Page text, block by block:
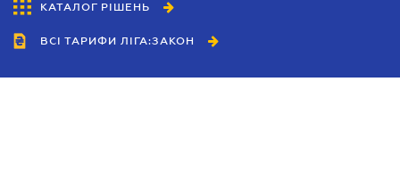
КАТАЛОГ РІШЕНЬ
ВСІ ТАРИФИ ЛІГА:ЗАКОН